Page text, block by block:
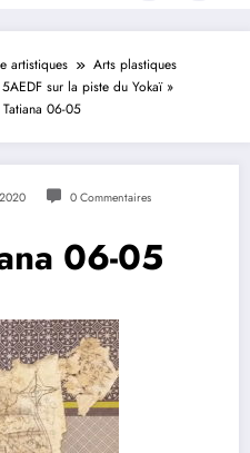
artistiques
Arts plastiques
5AEDF sur la piste du Yokaï »
06-05
0 Commentaires
06-05